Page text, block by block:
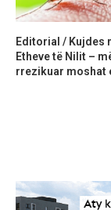
Editorial / Kujdes
Etheve të Nilit –
rrezikuar moshat